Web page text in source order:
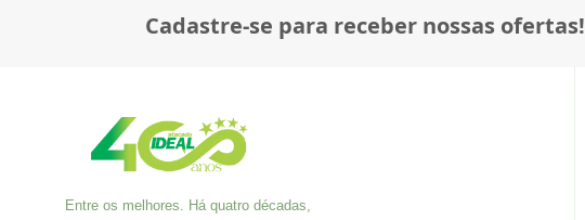
Cadastre-se para receber nossas ofertas!
Entre os melhores. Há quatro décadas,